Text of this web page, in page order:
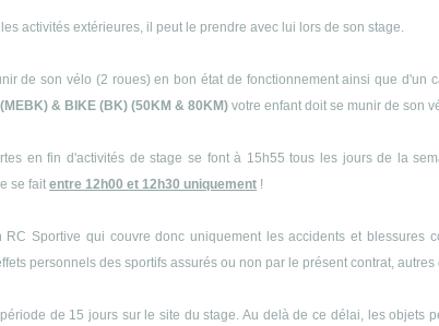
activités extérieures, il peut le prendre avec lui lors de son stage.
de son vélo (2 roues) en bon état de fonctionnement ainsi que d'un
& BIKE (BK) (50KM & 80KM)votre enfant doit se munir de son
en fin d'activités de stage se font à 15h55 tous les jours de la
se faitentre 12h00 et 12h30 uniquement !
RC Sportive qui couvre donc uniquement les accidents et
personnels des sportifs assurés ou non par le présent contrat,
de 15 jours sur le site du stage. Au delà de ce délai, les objets